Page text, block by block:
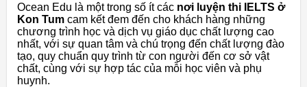
Ocean Edu là một trong số ít các nơi luyện thi IELTS ở
Kon Tum cam kết đem đến cho khách hàng những
chương trình học và dịch vụ giáo dục chất lượng cao
nhất, với sự quan tâm và chú trọng đến chất lượng đào
tạo, quy chuẩn quy trình từ con người đến cơ sở vật
chất, cùng với sự hợp tác của mỗi học viên và phụ
huynh.